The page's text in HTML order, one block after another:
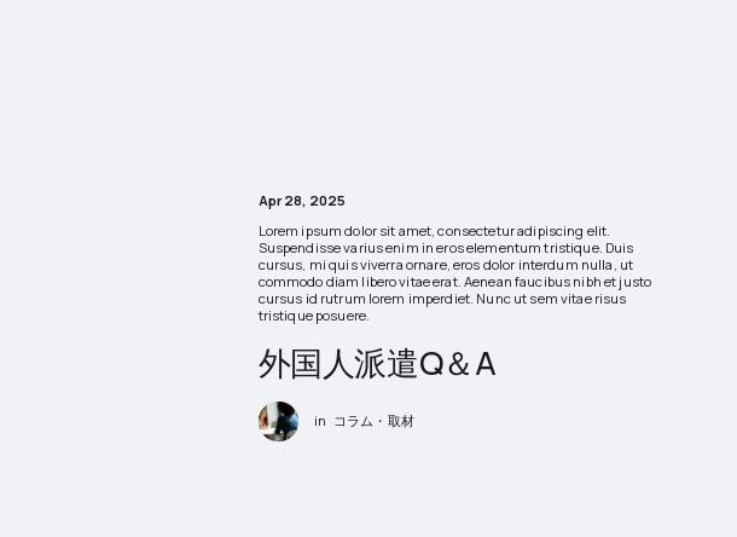
Apr 28, 2025
Lorem ipsum dolor sit amet, consectetur adipiscing elit.
Suspendisse varius enim in eros elementum tristique. Duis
cursus, mi quis viverra ornare, eros dolor interdum nulla, ut
commodo diam libero vitae erat. Aenean faucibus nibh et justo
cursus id rutrum lorem imperdiet. Nunc ut sem vitae risus
tristique posuere.
外国人派遣Q＆A
in コラム・取材